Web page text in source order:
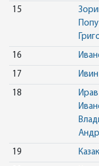
15
16
17 Ивин
18
19